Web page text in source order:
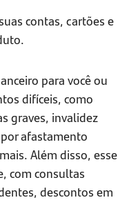
contas, cartões e
para você ou
difíceis, como
graves, invalidez
afastamento
Além disso, esse
com consultas
descontos em